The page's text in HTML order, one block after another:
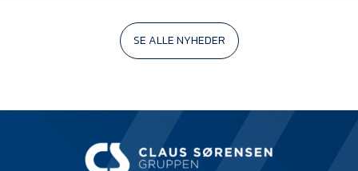
SE ALLE NYHEDER